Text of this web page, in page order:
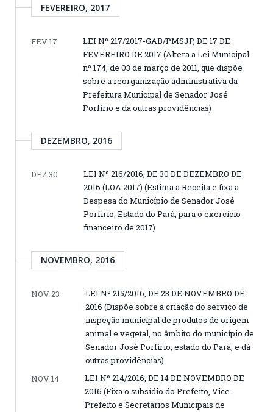
FEVEREIRO, 2017
FEV 17
LEI Nº 217/2017-GAB/PMSJP, DE 17 DE
FEVEREIRO DE 2017 (Altera a Lei Municipal
nº 174, de 03 de março de 2011, que dispõe
sobre a reorganização administrativa da
Prefeitura Municipal de Senador José
Porfírio e dá outras providências)
DEZEMBRO, 2016
DEZ 30
LEI Nº 216/2016, DE 30 DE DEZEMBRO DE
2016 (LOA 2017) (Estima a Receita e fixa a
Despesa do Município de Senador José
Porfírio, Estado do Pará, para o exercício
financeiro de 2017)
NOVEMBRO, 2016
NOV 23
LEI Nº 215/2016, DE 23 DE NOVEMBRO DE
2016 (Dispõe sobre a criação do serviço de
inspeção municipal de produtos de origem
animal e vegetal, no âmbito do município de
Senador José Porfírio, estado do Pará, e dá
outras providências)
NOV 14
LEI Nº 214/2016, DE 14 DE NOVEMBRO DE
2016 (Fixa o subsídio do Prefeito, Vice-
Prefeito e Secretários Municipais de